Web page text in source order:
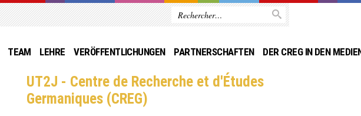
TEAM LEHRE VERÖFFENTLICHUNGEN PARTNERSCHAFTEN DER CREG IN DEN
UT2J - Centre de Recherche et d'Études
Germaniques (CREG)